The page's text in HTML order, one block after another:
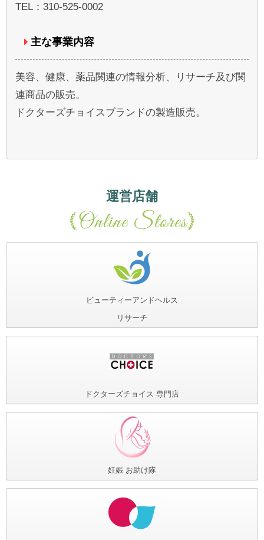
TEL：310-525-0002
主な事業内容
美容、健康、薬品関連の情報分析、リサーチ及び関
連商品の販売。
ドクターズチョイスブランドの製造販売。
運営店舗
ビューティーアンドヘルス
リサーチ
ドクターズチョイス 専門店
妊娠 お助け隊